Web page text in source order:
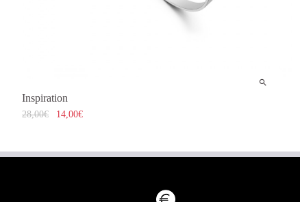
Inspiration
28,00€ 14,00€